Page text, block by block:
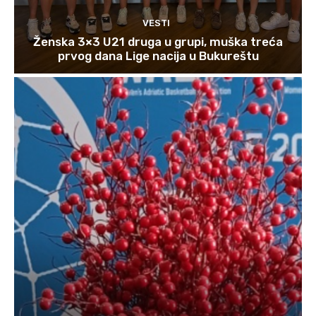
VESTI
Ženska 3×3 U21 druga u grupi, muška treća
prvog dana Lige nacija u Bukureštu